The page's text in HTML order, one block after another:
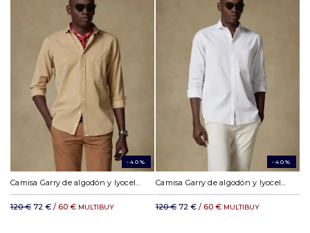
-40%
120 € 72 € / 60 € MULTIBUY
-40%
120 € 72 € / 60 € MULTIBUY